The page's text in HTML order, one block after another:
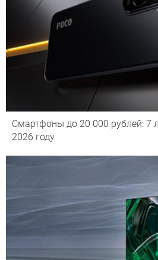
Смартфоны до 20 000 рублей: 7
2026 году